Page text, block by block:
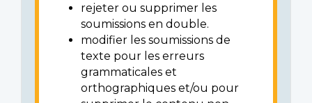
rejeter ou supprimer les
soumissions en double.
modifier les soumissions de
texte pour les erreurs
grammaticales et
orthographiques et/ou pour